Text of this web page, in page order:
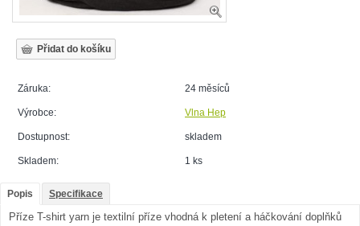
Záruka: 24 měsíců
Výrobce: Vlna Hep
Dostupnost: skladem
Skladem: 1 ks
Popis Specifikace
Příze T-shirt yarn je textilní příze vhodná k pletení a háčkování doplňků